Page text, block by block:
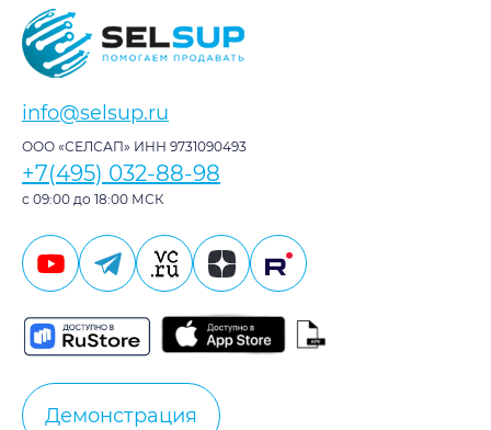
info@selsup.ru
ООО «СЕЛСАП» ИНН 9731090493
+7(495) 032-88-98
с 09:00 до 18:00 МСК
Демонстрация